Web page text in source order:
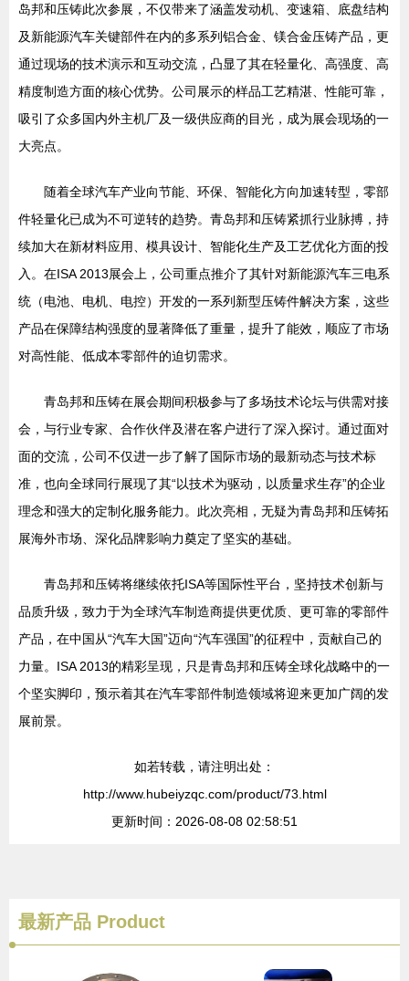
岛邦和压铸此次参展，不仅带来了涵盖发动机、变速箱、底盘结构
及新能源汽车关键部件在内的多系列铝合金、镁合金压铸产品，更
通过现场的技术演示和互动交流，凸显了其在轻量化、高强度、高
精度制造方面的核心优势。公司展示的样品工艺精湛、性能可靠，
吸引了众多国内外主机厂及一级供应商的目光，成为展会现场的一
大亮点。
随着全球汽车产业向节能、环保、智能化方向加速转型，零部
件轻量化已成为不可逆转的趋势。青岛邦和压铸紧抓行业脉搏，持
续加大在新材料应用、模具设计、智能化生产及工艺优化方面的投
入。在ISA 2013展会上，公司重点推介了其针对新能源汽车三电系
统（电池、电机、电控）开发的一系列新型压铸件解决方案，这些
产品在保障结构强度的显著降低了重量，提升了能效，顺应了市场
对高性能、低成本零部件的迫切需求。
青岛邦和压铸在展会期间积极参与了多场技术论坛与供需对接
会，与行业专家、合作伙伴及潜在客户进行了深入探讨。通过面对
面的交流，公司不仅进一步了解了国际市场的最新动态与技术标
准，也向全球同行展现了其“以技术为驱动，以质量求生存”的企业
理念和强大的定制化服务能力。此次亮相，无疑为青岛邦和压铸拓
展海外市场、深化品牌影响力奠定了坚实的基础。
青岛邦和压铸将继续依托ISA等国际性平台，坚持技术创新与
品质升级，致力于为全球汽车制造商提供更优质、更可靠的零部件
产品，在中国从“汽车大国”迈向“汽车强国”的征程中，贡献自己的
力量。ISA 2013的精彩呈现，只是青岛邦和压铸全球化战略中的一
个坚实脚印，预示着其在汽车零部件制造领域将迎来更加广阔的发
展前景。
如若转载，请注明出处：
http://www.hubeiyzqc.com/product/73.html
更新时间：2026-08-08 02:58:51
最新产品 Product